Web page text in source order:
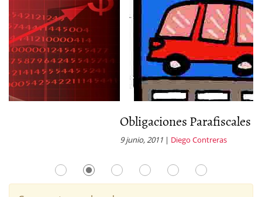
Obligaciones Parafiscales